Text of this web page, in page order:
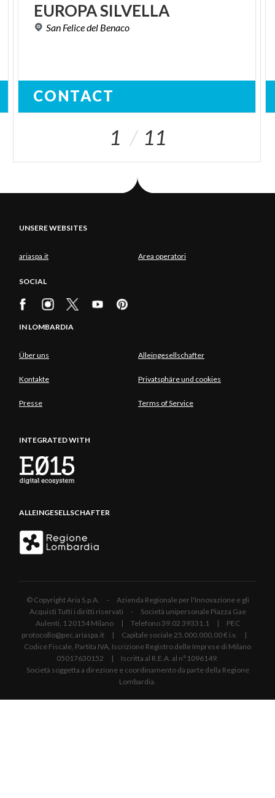
EUROPASILVELLA
San Felicedel Benaco
CONTACT
1 11
UNSERE WEBSITES
ariaspa.it Area operatori
SOCIAL
IN LOMBARDIA
Über uns Alleingesellschafter
Kontakte Privatsphäre und cookies
Presse Terms of Service
INTEGRATED WITH
ALLEINGESELLSCHAFTER
© Copyright Aria S.p.A. - Azienda Regionale per l'Innovazione e gli
Acquisti Tutti i diritti riservati - Società unipersonale Piazza Gae
Aulenti, 1 20154 Milano | Telefono 39.02 39331.1 | PEC
protocollo@pec.ariaspa.it | Capitale sociale 25.000.000,00 € i.v. |
Codice Fiscale, Partita IVA, Iscrizione Registro delle Imprese di Milano
05017630152 | Iscritta al R.E.A. al n°1096149.
Società soggetta a direzione e coordinamento da parte della Regione
Lombardia.